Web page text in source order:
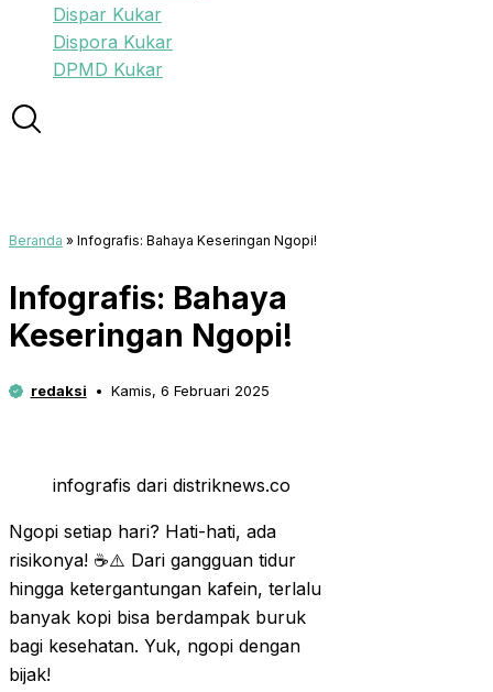
Dispar Kukar
Dispora Kukar
DPMD Kukar
Beranda » Infografis: Bahaya Keseringan Ngopi!
Infografis: Bahaya
Keseringan Ngopi!
redaksi Kamis, 6 Februari 2025
infografis dari distriknews.co
Ngopi setiap hari? Hati-hati, ada
risikonya! ☕⚠️ Dari gangguan tidur
hingga ketergantungan kafein, terlalu
banyak kopi bisa berdampak buruk
bagi kesehatan. Yuk, ngopi dengan
bijak!